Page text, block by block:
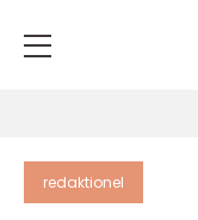
redaktionel